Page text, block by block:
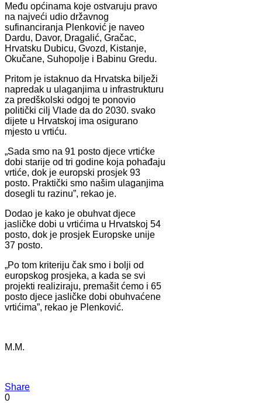
Među općinama koje ostvaruju pravo
na najveći udio državnog
sufinanciranja Plenković je naveo
Dardu, Davor, Dragalić, Gračac,
Hrvatsku Dubicu, Gvozd, Kistanje,
Okučane, Suhopolje i Babinu Gredu.
Pritom je istaknuo da Hrvatska bilježi
napredak u ulaganjima u infrastrukturu
za predškolski odgoj te ponovio
politički cilj Vlade da do 2030. svako
dijete u Hrvatskoj ima osigurano
mjesto u vrtiću.
„Sada smo na 91 posto djece vrtićke
dobi starije od tri godine koja pohađaju
vrtiće, dok je europski prosjek 93
posto. Praktički smo našim ulaganjima
dosegli tu razinu”, rekao je.
Dodao je kako je obuhvat djece
jasličke dobi u vrtićima u Hrvatskoj 54
posto, dok je prosjek Europske unije
37 posto.
„Po tom kriteriju čak smo i bolji od
europskog prosjeka, a kada se svi
projekti realiziraju, premašit ćemo i 65
posto djece jasličke dobi obuhvaćene
vrtićima”, rekao je Plenković.
M.M.
Share
0